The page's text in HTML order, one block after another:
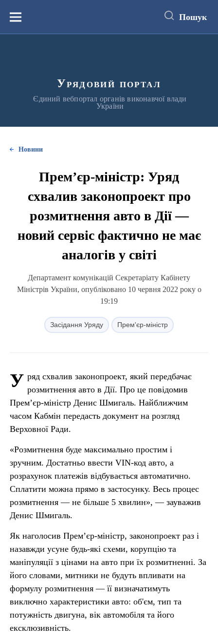
вмістуМеню Пошук
Урядовий портал
Єдиний вебпортал органів виконавчої влади
України
Новини
Прем’єр-міністр: Уряд
схвалив законопроект про
розмитнення авто в Дії —
новий сервіс фактично не має
аналогів у світі
Департамент комунікацій Секретаріату Кабінету
Міністрів України, опубліковано 10 червня 2022 року о
19:19
Засідання Уряду Прем'єр-міністр
У ряд схвалив законопроект, який передбачає
розмитнення авто в Дії. Про це повідомив
Прем’єр-міністр Денис Шмигаль. Найближчим
часом Кабмін передасть документ на розгляд
Верховної Ради.
«Розмитнення буде максимально простим і
зручним. Достатньо ввести VIN-код авто, а
розрахунок платежів відбувається автоматично.
Сплатити можна прямо в застосунку. Весь процес
розмитнення — не більше 5 хвилин», — зауважив
Денис Шмигаль.
Як наголосив Прем’єр-міністр, законопроект раз і
назавжди усуне будь-які схеми, корупцію та
маніпуляції з цінами на авто при їх розмитненні. За
його словами, митники не будуть впливати на
формулу розмитнення — її визначатимуть
виключно характеристики авто: об'єм, тип та
потужність двигуна, вік автомобіля та його
ексклюзивність.